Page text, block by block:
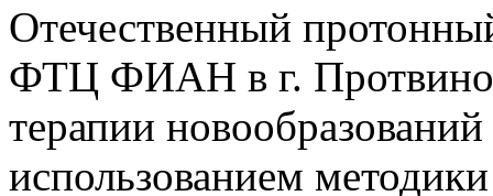
Отечественный
ФТЦ ФИАН в г. Протвино
терапии
использованием